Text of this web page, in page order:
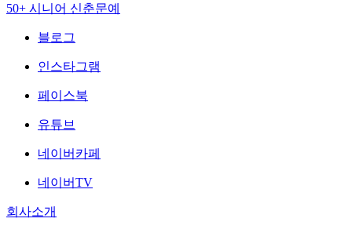
50+ 시니어 신춘문예
블로그
인스타그램
페이스북
유튜브
네이버카페
네이버TV
회사소개